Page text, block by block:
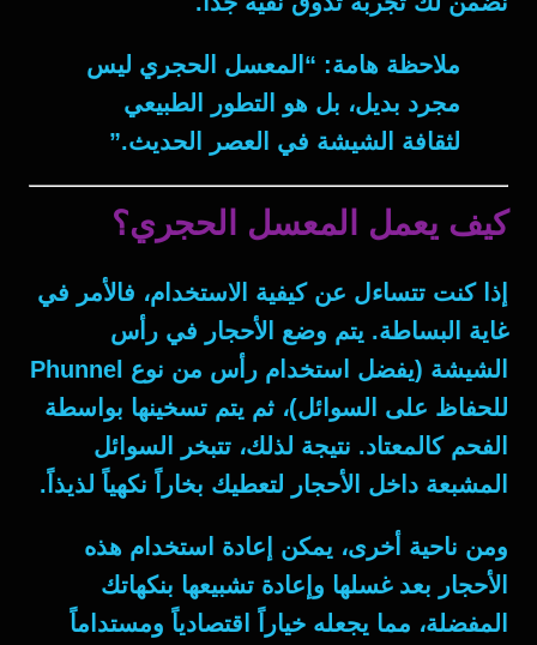
ملاحظة هامة: “المعسل الحجري ليس
مجرد بديل، بل هو التطور الطبيعي
لثقافة الشيشة في العصر الحديث.”
كيف يعمل المعسل الحجري؟
إذا كنت تتساءل عن كيفية الاستخدام، فالأمر في
غاية البساطة. يتم وضع الأحجار في رأس
الشيشة (يفضل استخدام رأس من نوع Phunnel
للحفاظ على السوائل)، ثم يتم تسخينها بواسطة
الفحم كالمعتاد. نتيجة لذلك، تتبخر السوائل
المشبعة داخل الأحجار لتعطيك بخاراً نكهياً لذيذاً.
ومن ناحية أخرى، يمكن إعادة استخدام هذه
الأحجار بعد غسلها وإعادة تشبيعها بنكهاتك
المفضلة، مما يجعله خياراً اقتصادياً ومستداماً